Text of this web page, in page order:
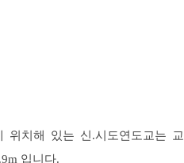
위치해 있는 신.시도연도교는
입니다.